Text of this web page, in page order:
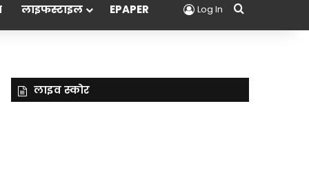
लाइफस्टाइल EPAPER Log In Search for
लाइव स्कोर